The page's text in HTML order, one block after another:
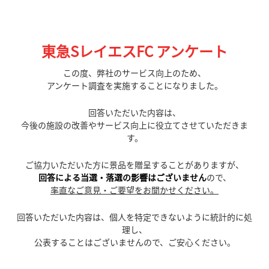
東急SレイエスFC アンケート
この度、弊社のサービス向上のため、
アンケート調査を実施することになりました。
回答いただいた内容は、
今後の施設の改善やサービス向上に役立てさせていただきま
す。
ご協力いただいた方に景品を贈呈することがありますが、
回答による当選・落選の影響はございませんので、
率直なご意見・ご要望をお聞かせください。
回答いただいた内容は、個人を特定できないように統計的に処
理し、
公表することはございませんので、ご安心ください。